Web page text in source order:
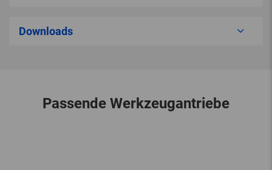
Downloads
Passende Werkzeugantriebe